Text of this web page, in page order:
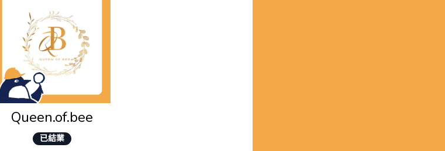
Queen.of.bee
已結業